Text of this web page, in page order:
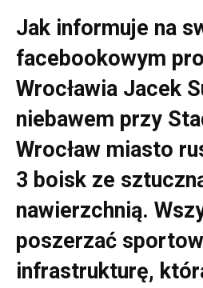
Jak informuje na
facebookowym
Wrocławia Jacek
niebawem przy
Wrocław miasto
3 boisk ze
nawierzchnią.
poszerzać
infrastrukturę,